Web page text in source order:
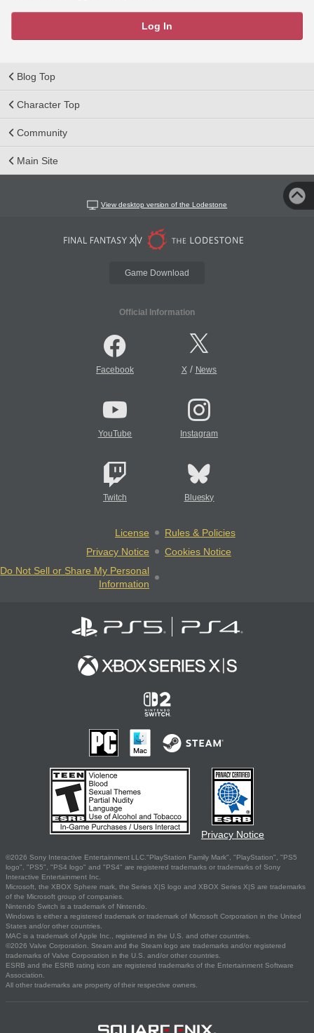
Log In
Blog Top
Character Top
Community
Main Site
View desktop version of the Lodestone
Game Download
Official Information
Facebook X/ News
YouTube Instagram
Twitch Bluesky
License
Rules & Policies
Privacy Notice
Cookies Notice
Do Not Sell or Share My Personal
Information
Privacy Notice
©2026 Sony Interactive Entertainment LLC."PlayStation Family Mark", "PlayStation", "PS5
logo", "PS5", "PS4 logo" and "PS4" are registered trademarks or trademarks of Sony
Interactive Entertainment Inc.
Microsoft, the XBOX Sphere mark, the Series X|S logo and XBOX Series X|S are trademarks
of the Microsoft group of companies.
Nintendo Switch is a trademark of Nintendo.
Windows is either a registered trademark or trademark of Microsoft Corporation in the United
States and/or other countries.
MAC is a trademark of Apple Inc., registered in the U.S. and other countries.
©2026 Valve Corporation. Steam and the Steam logo are trademarks and/or registered
trademarks of Valve Corporation in the U.S. and/or other countries.
ESRB and the ESRB rating icon are registered trademarks of the Entertainment Software
Association.
All other trademarks are property of their respective owners.